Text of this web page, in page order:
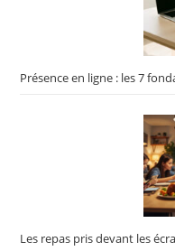
Présence en ligne : les 7
Les repas pris devant les